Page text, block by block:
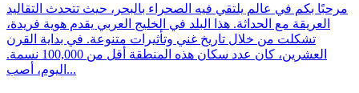
مرحبًا بكم في عالم يلتقي فيه الصحراء بالبحر، حيث تتحدث التقاليد
العريقة مع الحداثة. هذا البلد في الخليج العربي يقدم هوية فريدة،
تشكلت من خلال تاريخ غني وتأثيرات متنوعة. في بداية القرن
العشرين، كان عدد سكان هذه المنطقة أقل من 100,000 نسمة.
اليوم، أصب...